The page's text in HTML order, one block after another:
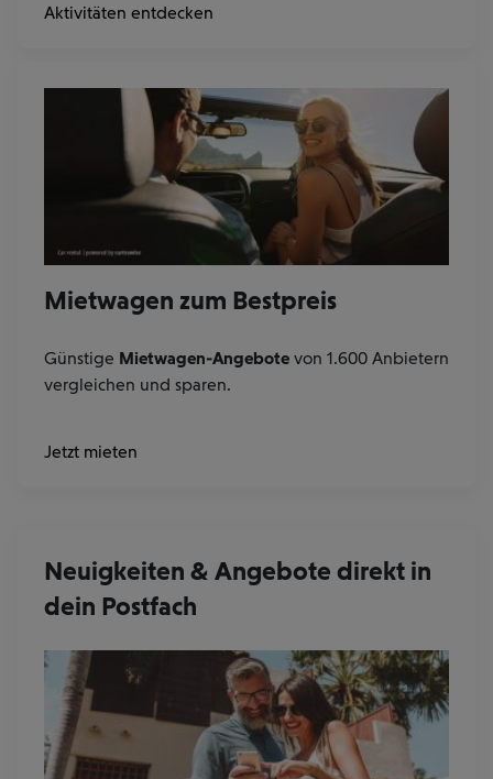
Aktivitäten entdecken
Mietwagen zum Bestpreis
Günstige Mietwagen-Angebote von 1.600 Anbietern
vergleichen und sparen.
Jetzt Angebote
mieten
Neuigkeiten & Angebote direkt in
dein Postfach